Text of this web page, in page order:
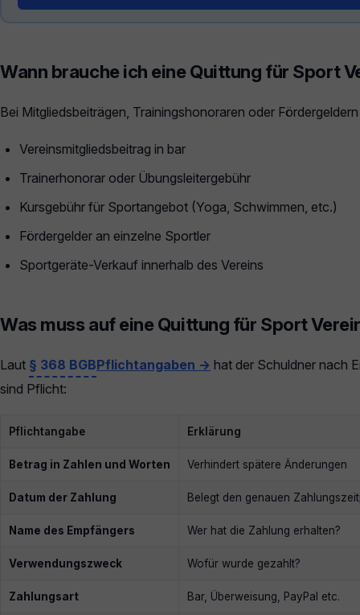
Wann brauche ich eine Quittung für Sport
Bei Mitgliedsbeiträgen, Trainingshonoraren oder
Vereinsmitgliedsbeitrag in bar
Trainerhonorar oder Übungsleitergebühr
Kursgebühr für Sportangebot (Yoga, Schwimmen, etc.)
Fördergelder an einzelne Sportler
Sportgeräte-Verkauf innerhalb des Vereins
Was muss auf eine Quittung für Sport
Laut § 368 BGBPflichtangaben → hat der Schuldner nach
sind Pflicht:
Pflichtangabe Erklärung
Betrag in Zahlen und Worten Verhindert spätere Änderungen
Datum der Zahlung Belegt den genauen
Name des Empfängers Wer hat die Zahlung erhalten?
Verwendungszweck Wofür wurde gezahlt?
Zahlungsart Bar, Überweisung, PayPal etc.